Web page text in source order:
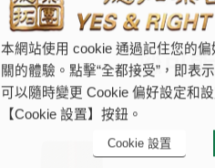
您可
本網站使用 cookie 通過記住您的
關的體驗。點擊“全都接受”，即表
可以隨時變更 Cookie 偏好設定和
【Cookie 設置】按鈕。
Cookie 設置